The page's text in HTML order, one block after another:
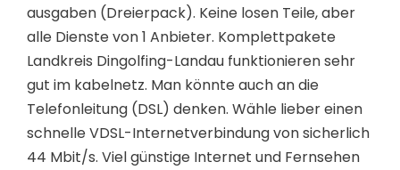
ausgaben (Dreierpack). Keine losen Teile, aber
alle Dienste von 1 Anbieter. Komplettpakete
Landkreis Dingolfing-Landau funktionieren sehr
gut im kabelnetz. Man könnte auch an die
Telefonleitung (DSL) denken. Wähle lieber einen
schnelle VDSL-Internetverbindung von sicherlich
44 Mbit/s. Viel günstige Internet und Fernsehen